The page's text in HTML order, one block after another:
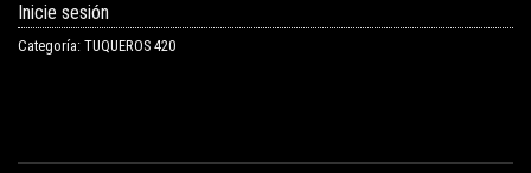
Inicie sesión
Categoría: TUQUEROS 420